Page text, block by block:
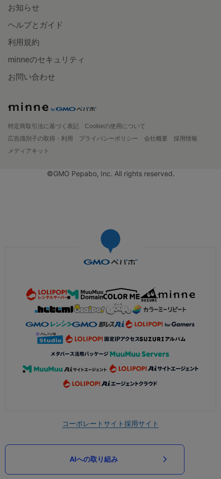
お知らせ
ヘルプとガイド
利用規約
minneのセキュリティ
お問い合わせ
特定商取引法に基づく表記
Cookieの使用について
広告識別子の取得・利用
プライバシーポリシー 会社概要
採用情報
メディアキット
©GMO Pepabo, Inc. All rights reserved.
コーポレートサイト採用サイト
AIへの取り組み